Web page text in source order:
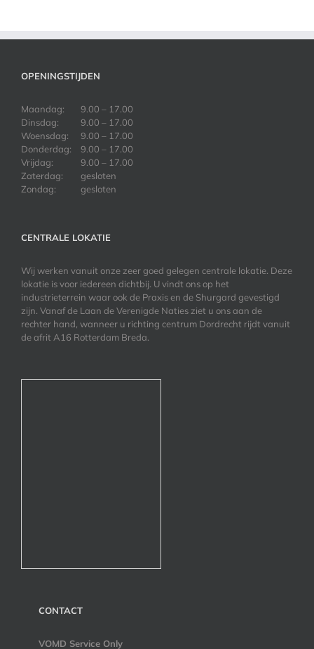
OPENINGSTIJDEN
Maandag:
9.00 – 17.00
Dinsdag:
9.00 – 17.00
Woensdag:
9.00 – 17.00
Donderdag:
9.00 – 17.00
Vrijdag:
9.00 – 17.00
Zaterdag:
gesloten
Zondag:
gesloten
CENTRALE LOKATIE
Wij werken vanuit onze zeer goed gelegen centrale lokatie. Deze
lokatie is voor iedereen dichtbij. U vindt ons op het
industrieterrein waar ook de Praxis en de Shurgard gevestigd
zijn. Vanaf de Laan de Verenigde Naties ziet u ons aan de
rechter hand, wanneer u richting centrum Dordrecht rijdt vanuit
de afrit A16 Rotterdam Breda.
CONTACT
VOMD Service Only